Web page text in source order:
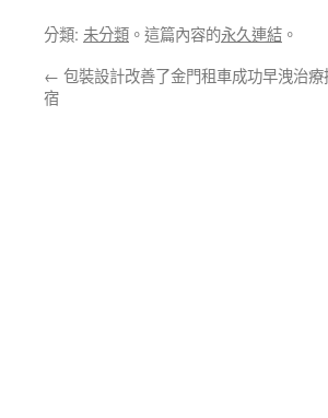
分類: 未分類 。這篇內容的永久連結 。
← 包裝設計改善了金門租車成功早洩治
宿